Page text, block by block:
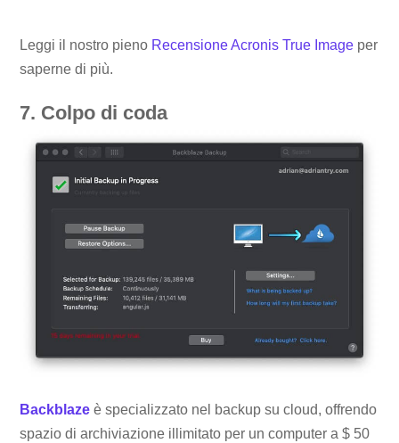
Leggi il nostro pieno Recensione Acronis True Image per
saperne di più.
7. Colpo di coda
Backblaze è specializzato nel backup su cloud, offrendo
spazio di archiviazione illimitato per un computer a $ 50